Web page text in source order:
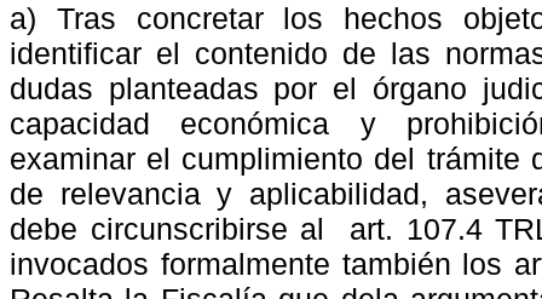
a) Tras concretar los hechos
identificar el contenido de las
dudas planteadas por el órgano
capacidad económica y
examinar el cumplimiento del trámite
de relevancia y aplicabilidad,
debe circunscribirse al
art. 107.4
invocados formalmente también los